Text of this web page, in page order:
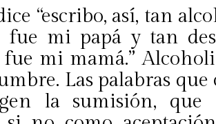
“escribo, así, tan
fue mi papá y tan
mi mamá.”
Las palabras
la sumisión, que